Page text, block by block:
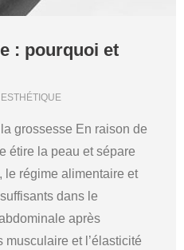
: pourquoi et
grossesse En raison de
étire la peau et sépare
le régime alimentaire et
dans le
après
musculaire et l’élasticité